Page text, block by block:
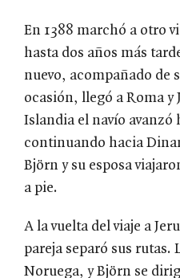
En 1388 marchó a otro
hasta dos años más
nuevo, acompañado de
ocasión, llegó a Roma y
Islandia el navío avanzó
continuando hacia
Björn y su esposa
a pie.
A la vuelta del viaje a
pareja separó sus
Noruega, y Björn se